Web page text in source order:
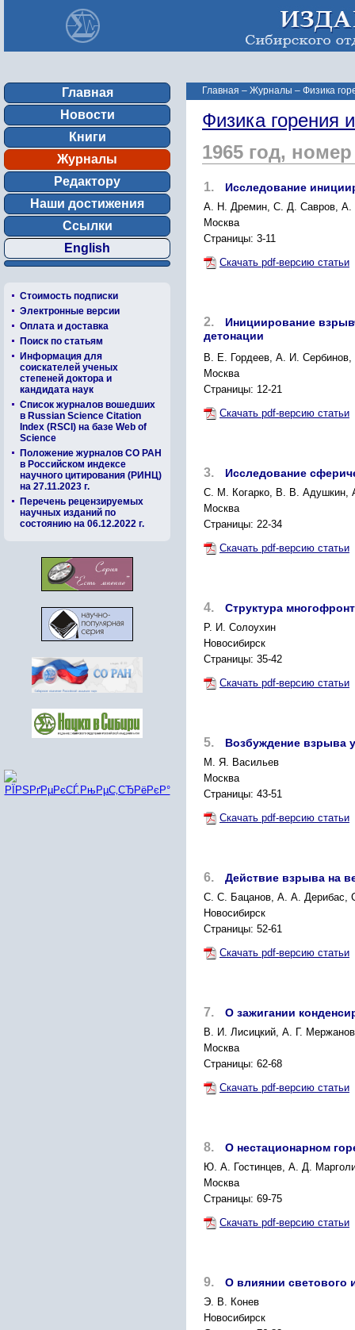
Главная
Новости
Книги
Журналы
Редактору
Наши достижения
Ссылки
English
Стоимость подписки
Электронные версии
Оплата и доставка
Поиск по статьям
Информация для
соискателей ученых
степеней доктора и
кандидата наук
Список журналов вошедших
в Russian Science Citation
Index (RSCI) на базе Web of
Science
Положение журналов СО РАН
в Российском индексе
научного цитирования (РИНЦ)
на 27.11.2023 г.
Перечень рецензируемых
научных изданий по
состоянию на 06.12.2022 г.
Главная – Журналы – Физика
Физика горения
1965 год,
1. Исследование
A. Н. Дремин, С. Д. Савров, А.
Москва
Страницы: 3-11
Скачать pdf-версию статьи
2.
Инициирование
детонации
B. Е. Гордеев, А. И.
Москва
Страницы: 12-21
Скачать pdf-версию статьи
3. Исследование
C. М. Когарко, В. В. Адушкин,
Москва
Страницы: 22-34
Скачать pdf-версию статьи
4. Структура
Р. И. Солоухин
Новосибирск
Страницы: 35-42
Скачать pdf-версию статьи
5. Возбуждение взрыва
М. Я. Васильев
Москва
Страницы: 43-51
Скачать pdf-версию статьи
6. Действие взрыва на
С. С. Бацанов, А. А. Дерибас,
Новосибирск
Страницы: 52-61
Скачать pdf-версию статьи
7. О зажигании
В. И. Лисицкий, А. Г. Мержанов
Москва
Страницы: 62-68
Скачать pdf-версию статьи
8. О нестационарном
Ю. А. Гостинцев, А. Д.
Москва
Страницы: 69-75
Скачать pdf-версию статьи
9. О влиянии светового
Э. В. Конев
Новосибирск